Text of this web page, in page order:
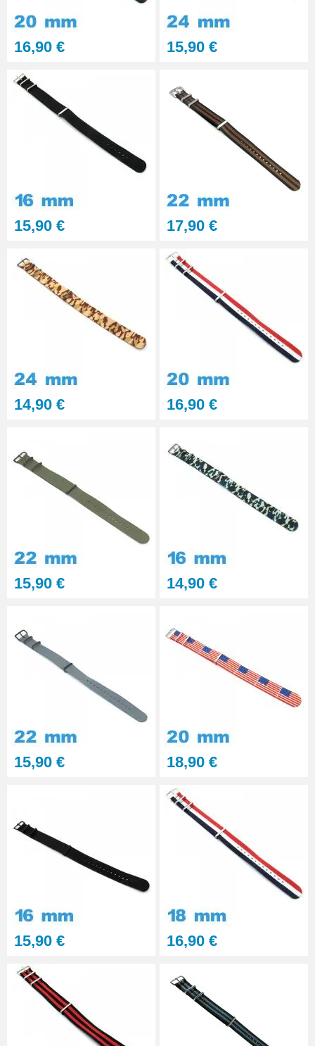
professionnel BERGEON
Kit Réparation Montre
Multifonction
23,90 €
16,90 € 15,90 €
15,90 € 17,90 €
14,90 € 16,90 €
15,90 € 14,90 €
15,90 € 18,90 €
15,90 € 16,90 €